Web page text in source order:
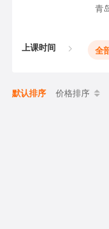
青
上课时间 全
默认排序 价格排序